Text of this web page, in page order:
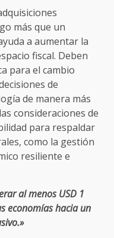
más que un
a aumentar la
fiscal. Deben
para el cambio
de
de manera más
consideraciones de
para respaldar
como la gestión
resiliente e
al menos USD 1
economías hacia un